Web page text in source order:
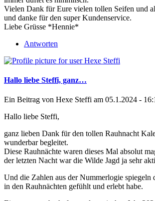
Vielen Dank für Eure vielen tollen Seifen und
und danke für den super Kundenservice.
Liebe Grüsse *Hennie*
Antworten
Hallo liebe Steffi, ganz…
Ein Beitrag von Hexe Steffi am 05.1.2024 -
Hallo liebe Steffi,
ganz lieben Dank für den tollen Rauhnacht
wunderbar begleitet.
Diese Rauhnächte waren dieses Mal absolut
der letzten Nacht war die Wilde Jagd ja sehr
Und die Zahlen aus der Nummerlogie spiegeln
in den Rauhnächten gefühlt und erlebt habe.